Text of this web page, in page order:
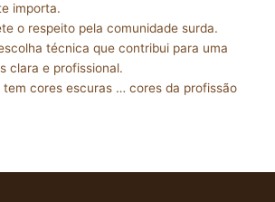
importa.
o respeito pela comunidade surda.
técnica que contribui para uma
clara e profissional.
tem cores escuras … cores da profissão